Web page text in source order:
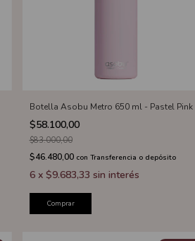
Botella Asobu Metro 650 ml - Pastel Pink
$58.100,00
$83.000,00
$46.480,00 con Transferencia o depósito
6 x $9.683,33 sin interés
Comprar